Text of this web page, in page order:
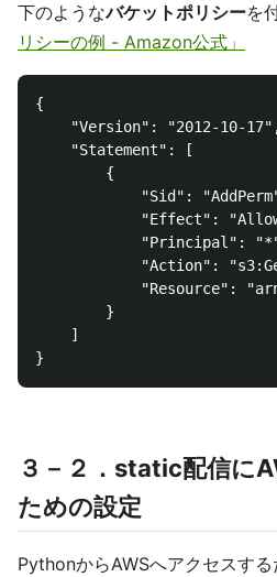
下のようなバケットポリシーを
リシーの例 - Amazon公式」
{
"Version": "2012-10-
    "Statement": [
        {
"Sid":
"Effect":
"Principal":
"Action":
"Resource":
        }
    ]
３－２．static配信に
ための設定
PythonからAWSへアクセスする